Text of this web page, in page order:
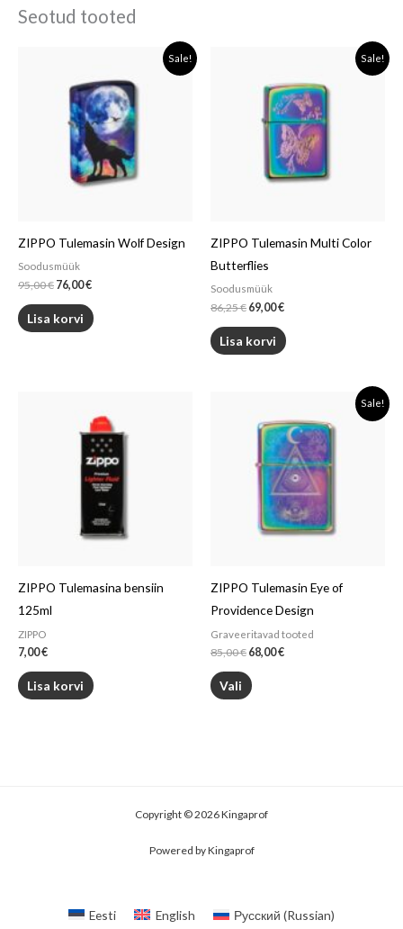
Seotud tooted
Sale!
ZIPPO Tulemasin Wolf Design
Soodusmüük
95,00€
95,00 €.
76,00€
is:
76,00 €.
Lisa korvi
Sale!
ZIPPO Tulemasin Multi Color
Butterflies
Soodusmüük
86,25€
86,25 €.
69,00€
is:
69,00 €.
Lisa korvi
ZIPPO Tulemasina bensiin
125ml
ZIPPO
7,00€
Lisa korvi
Sale!
ZIPPO Tulemasin Eye of
Providence Design
Graveeritavad tooted
85,00€
oli:
85,00 €.
68,00€
is:
68,00 €.
Vali
Copyright © 2026 Kingaprof
Powered by Kingaprof
Eesti English Русский (Russian)